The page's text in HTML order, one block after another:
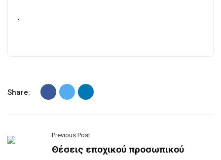
.
Share:
Previous Post
Θέσεις εποχικού προσωπικού